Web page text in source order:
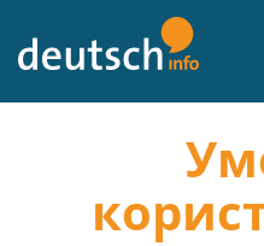
вмісту